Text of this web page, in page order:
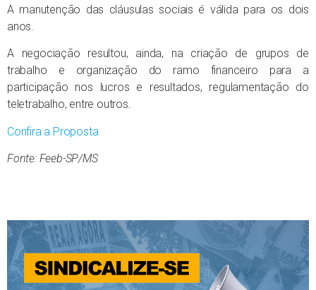
A manutenção das cláusulas sociais é válida para os dois
anos.
A negociação resultou, ainda, na criação de grupos de
trabalho e organização do ramo financeiro para a
participação nos lucros e resultados, regulamentação do
teletrabalho, entre outros.
Confira a Proposta
Fonte: Feeb-SP/MS